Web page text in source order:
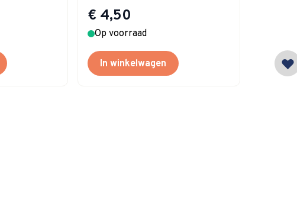
€ 4,50
Op voorraad
In winkelwagen